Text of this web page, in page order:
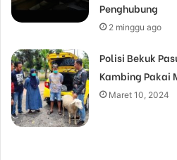
Penghubung
2 minggu ago
Polisi Bekuk
Kambing Pakai
Maret 10, 2024